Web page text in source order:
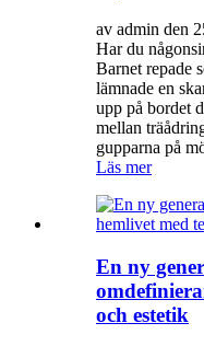
av admin den
Har du
Barnet repade
lämnade en
upp på bordet
mellan
gupparna på
Läs mer
En ny
och estetik